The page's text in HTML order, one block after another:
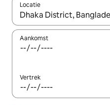
Locatie
Wanneer er suggesties
Aankomst
Vertrek